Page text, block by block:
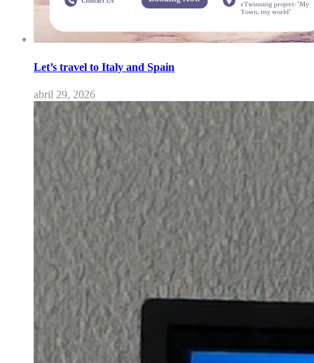
Let’s travel to Italy and Spain
abril 29, 2026